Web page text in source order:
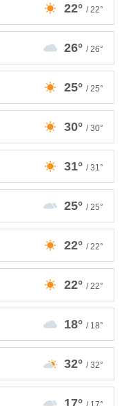
22° / 22°
26° / 26°
25° / 25°
30° / 30°
31° / 31°
25° / 25°
22° / 22°
22° / 22°
18° / 18°
32° / 32°
17°